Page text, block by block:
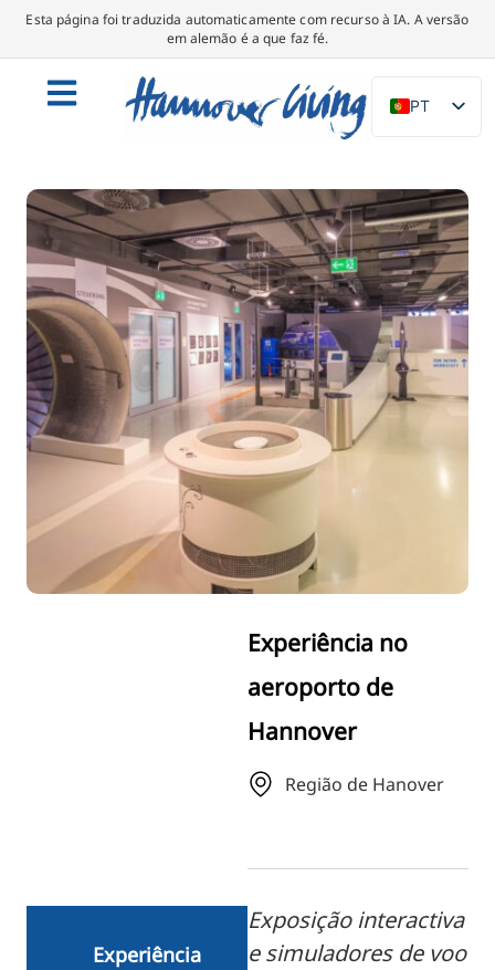
Esta página foi traduzida automaticamente com recurso à IA. A versão
em alemão é a que faz fé.
PT
DE
NL
PL
ES
SV
Experiência no
aeroporto de
Hannover
Região de Hanover
Exposição interactiva
e simuladores de voo
Experiência